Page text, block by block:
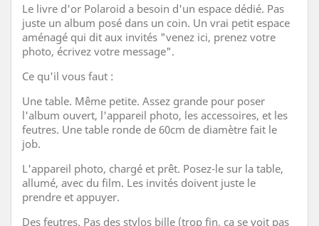
Le livre d'or Polaroid a besoin d'un espace dédié. Pas
juste un album posé dans un coin. Un vrai petit espace
aménagé qui dit aux invités "venez ici, prenez votre
photo, écrivez votre message".
Ce qu'il vous faut :
Une table. Même petite. Assez grande pour poser
l'album ouvert, l'appareil photo, les accessoires, et les
feutres. Une table ronde de 60cm de diamètre fait le
job.
L'appareil photo, chargé et prêt. Posez-le sur la table,
allumé, avec du film. Les invités doivent juste le
prendre et appuyer.
Des feutres. Pas des stylos bille (trop fin, ça se voit pas